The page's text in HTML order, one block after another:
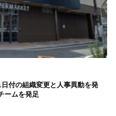
付の組織変更と人事異動を発
ームを発足